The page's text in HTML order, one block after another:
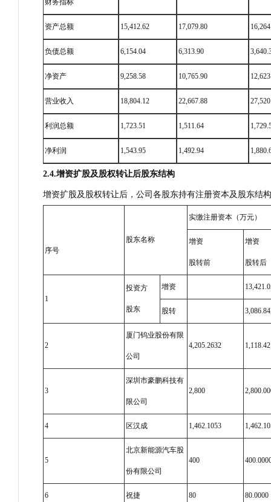
财务指标
资产总额 15,412.62 17,079.80
负债总额 6,154.04 6,313.90
净资产 9,258.58 10,765.90
营业收入 18,804.12 22,667.88
利润总额 1,723.51 1,511.64
净利润 1,543.95 1,492.94
2.4.增资扩股及股权转让后股东结构
增资扩股及股权转让后，公司各股东持有注册资本及股东结
序号
股东名称
实缴注册资本（万元）
增资
股转前
增资
股转后
1
投资方
股东
增资
股转
2
厦门钨业股份有限
公司
4,205.2632
3
深圳市豪鹏科技有
限公司
2,800
4 区汉成 1,462.1053
5
北京新能源汽车股
份有限公司
400
6 祝捷 80 80.0000